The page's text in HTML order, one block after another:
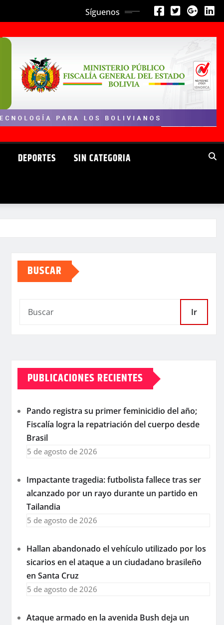
Síguenos
DEPORTES SIN CATEGORIA
BUSCAR
Ir
PUBLICACIONES RECIENTES
Pando registra su primer feminicidio del año;
Fiscalía logra la repatriación del cuerpo desde
Brasil
5 de agosto de 2026
Impactante tragedia: futbolista fallece tras ser
alcanzado por un rayo durante un partido en
Tailandia
5 de agosto de 2026
Hallan abandonado el vehículo utilizado por los
sicarios en el ataque a un ciudadano brasileño
en Santa Cruz
5 de agosto de 2026
Ataque armado en la avenida Bush deja un